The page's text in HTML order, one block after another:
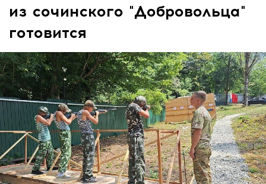
из сочинского "Добровольца"
готовится